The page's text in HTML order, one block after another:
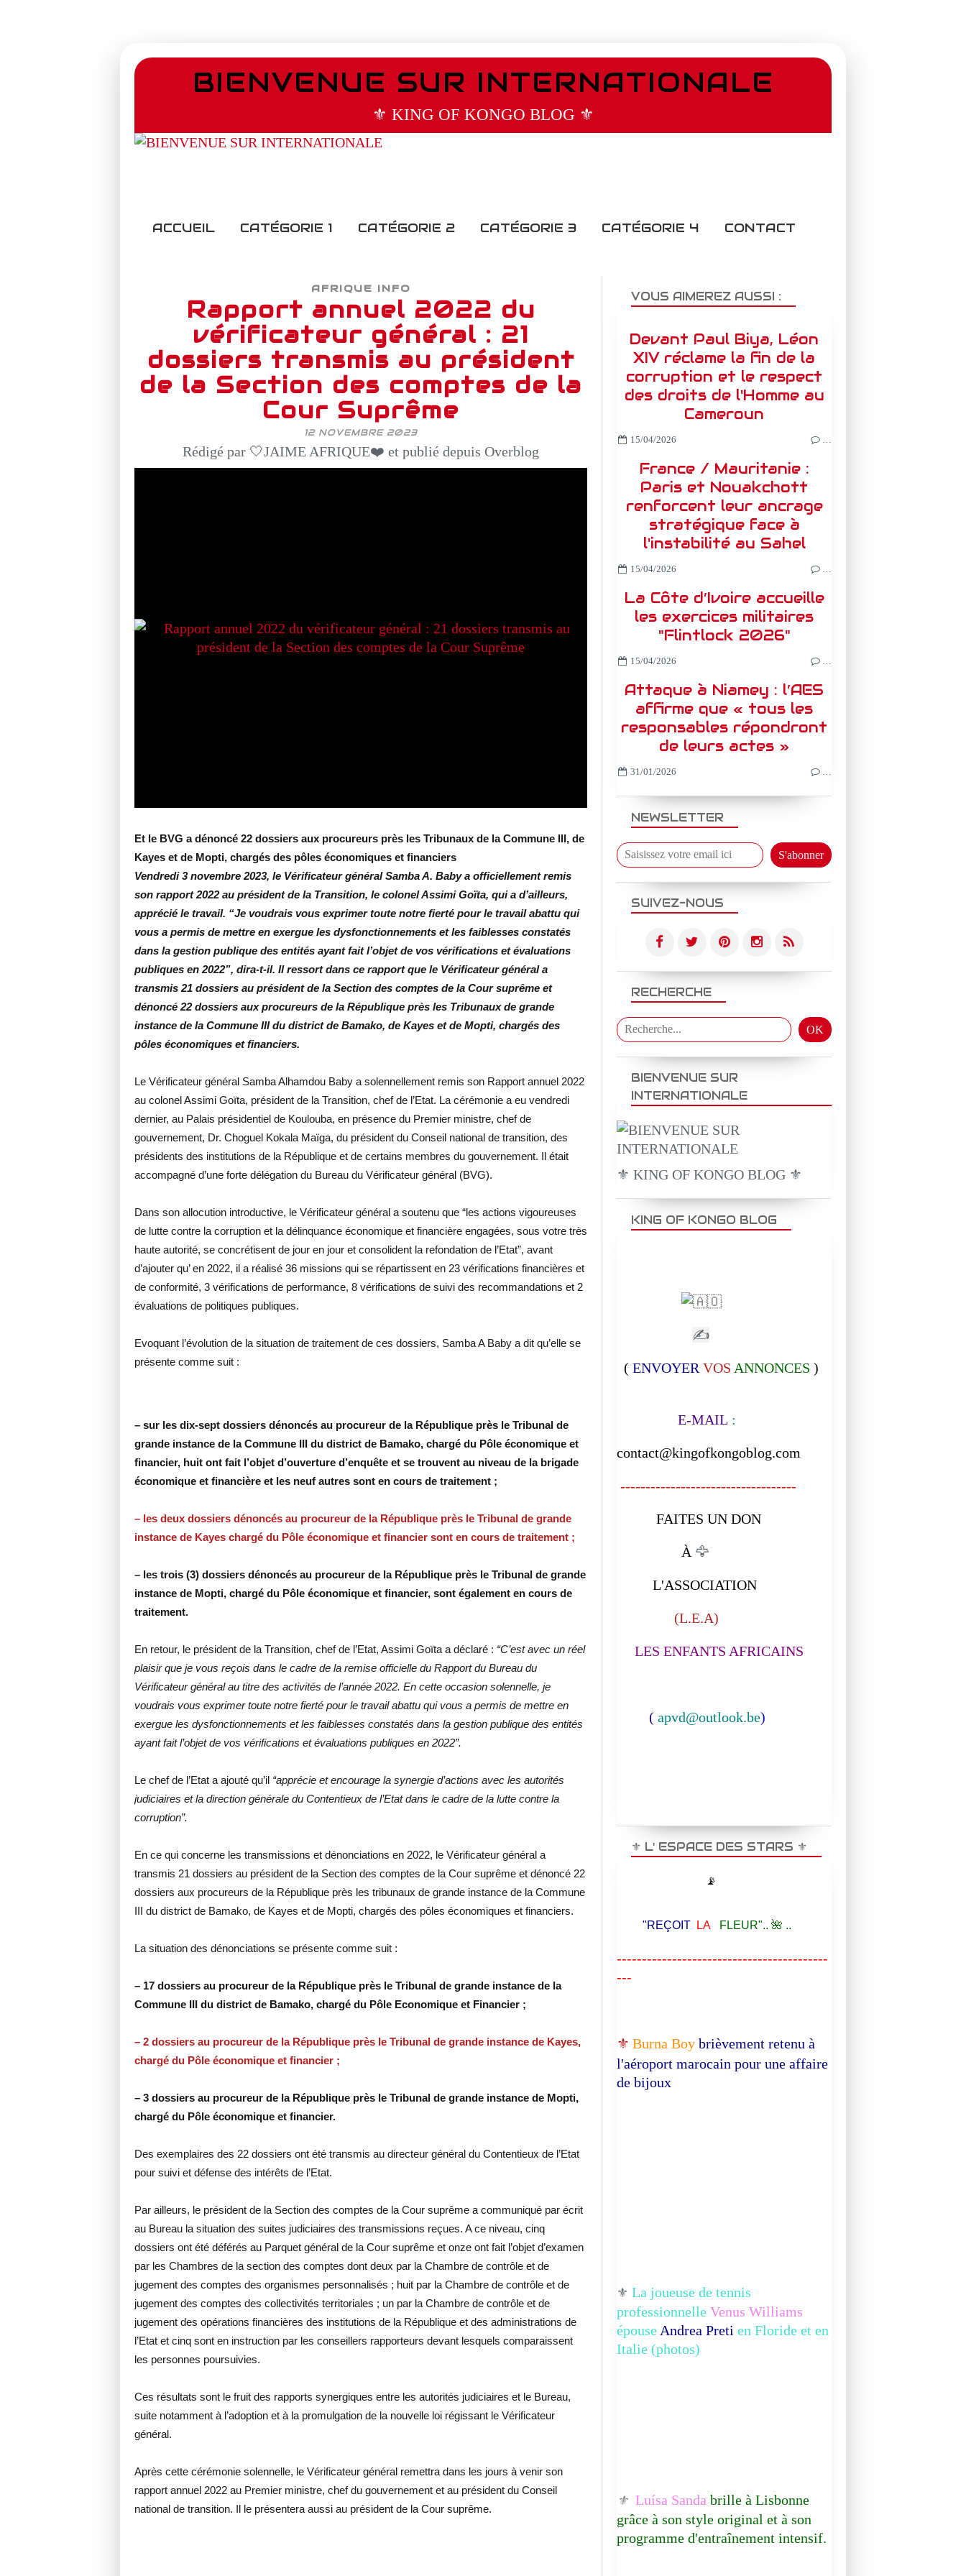
BIENVENUE SUR INTERNATIONALE
⚜️ KING OF KONGO BLOG ⚜️
ACCUEIL CATÉGORIE 1 CATÉGORIE 2 CATÉGORIE 3 CATÉGORIE 4 CONTACT
AFRIQUE INFO
Rapport annuel 2022 du
vérificateur général : 21
dossiers transmis au président
de la Section des comptes de la
Cour Suprême
12 NOVEMBRE 2023
Rédigé par 🤍JAIME AFRIQUE❤️ et publié depuis Overblog
Et le BVG a dénoncé 22 dossiers aux procureurs près les Tribunaux de la Commune III, de
Kayes et de Mopti, chargés des pôles économiques et financiers
Vendredi 3 novembre 2023, le Vérificateur général Samba A. Baby a officiellement remis
son rapport 2022 au président de la Transition, le colonel Assimi Goïta, qui a d’ailleurs,
apprécié le travail. “Je voudrais vous exprimer toute notre fierté pour le travail abattu qui
vous a permis de mettre en exergue les dysfonctionnements et les faiblesses constatés
dans la gestion publique des entités ayant fait l’objet de vos vérifications et évaluations
publiques en 2022”, dira-t-il. Il ressort dans ce rapport que le Vérificateur général a
transmis 21 dossiers au président de la Section des comptes de la Cour suprême et
dénoncé 22 dossiers aux procureurs de la République près les Tribunaux de grande
instance de la Commune III du district de Bamako, de Kayes et de Mopti, chargés des
pôles économiques et financiers.
Le Vérificateur général Samba Alhamdou Baby a solennellement remis son Rapport annuel 2022
au colonel Assimi Goïta, président de la Transition, chef de l’Etat. La cérémonie a eu vendredi
dernier, au Palais présidentiel de Koulouba, en présence du Premier ministre, chef de
gouvernement, Dr. Choguel Kokala Maïga, du président du Conseil national de transition, des
présidents des institutions de la République et de certains membres du gouvernement. Il était
accompagné d’une forte délégation du Bureau du Vérificateur général (BVG).
Dans son allocution introductive, le Vérificateur général a soutenu que “les actions vigoureuses
de lutte contre la corruption et la délinquance économique et financière engagées, sous votre très
haute autorité, se concrétisent de jour en jour et consolident la refondation de l’Etat”, avant
d’ajouter qu’ en 2022, il a réalisé 36 missions qui se répartissent en 23 vérifications financières et
de conformité, 3 vérifications de performance, 8 vérifications de suivi des recommandations et 2
évaluations de politiques publiques.
Evoquant l’évolution de la situation de traitement de ces dossiers, Samba A Baby a dit qu’elle se
présente comme suit :
– sur les dix-sept dossiers dénoncés au procureur de la République près le Tribunal de
grande instance de la Commune III du district de Bamako, chargé du Pôle économique et
financier, huit ont fait l’objet d’ouverture d’enquête et se trouvent au niveau de la brigade
économique et financière et les neuf autres sont en cours de traitement ;
– les deux dossiers dénoncés au procureur de la République près le Tribunal de grande
instance de Kayes chargé du Pôle économique et financier sont en cours de traitement ;
– les trois (3) dossiers dénoncés au procureur de la République près le Tribunal de grande
instance de Mopti, chargé du Pôle économique et financier, sont également en cours de
traitement.
En retour, le président de la Transition, chef de l’Etat, Assimi Goïta a déclaré : “C’est avec un réel
plaisir que je vous reçois dans le cadre de la remise officielle du Rapport du Bureau du
Vérificateur général au titre des activités de l’année 2022. En cette occasion solennelle, je
voudrais vous exprimer toute notre fierté pour le travail abattu qui vous a permis de mettre en
exergue les dysfonctionnements et les faiblesses constatés dans la gestion publique des entités
ayant fait l’objet de vos vérifications et évaluations publiques en 2022”.
Le chef de l’Etat a ajouté qu’il “apprécie et encourage la synergie d’actions avec les autorités
judiciaires et la direction générale du Contentieux de l’Etat dans le cadre de la lutte contre la
corruption”.
En ce qui concerne les transmissions et dénonciations en 2022, le Vérificateur général a
transmis 21 dossiers au président de la Section des comptes de la Cour suprême et dénoncé 22
dossiers aux procureurs de la République près les tribunaux de grande instance de la Commune
III du district de Bamako, de Kayes et de Mopti, chargés des pôles économiques et financiers.
La situation des dénonciations se présente comme suit :
– 17 dossiers au procureur de la République près le Tribunal de grande instance de la
Commune III du district de Bamako, chargé du Pôle Economique et Financier ;
– 2 dossiers au procureur de la République près le Tribunal de grande instance de Kayes,
chargé du Pôle économique et financier ;
– 3 dossiers au procureur de la République près le Tribunal de grande instance de Mopti,
chargé du Pôle économique et financier.
Des exemplaires des 22 dossiers ont été transmis au directeur général du Contentieux de l’Etat
pour suivi et défense des intérêts de l’Etat.
Par ailleurs, le président de la Section des comptes de la Cour suprême a communiqué par écrit
au Bureau la situation des suites judiciaires des transmissions reçues. A ce niveau, cinq
dossiers ont été déférés au Parquet général de la Cour suprême et onze ont fait l’objet d’examen
par les Chambres de la section des comptes dont deux par la Chambre de contrôle et de
jugement des comptes des organismes personnalisés ; huit par la Chambre de contrôle et de
jugement des comptes des collectivités territoriales ; un par la Chambre de contrôle et de
jugement des opérations financières des institutions de la République et des administrations de
l’Etat et cinq sont en instruction par les conseillers rapporteurs devant lesquels comparaissent
les personnes poursuivies.
Ces résultats sont le fruit des rapports synergiques entre les autorités judiciaires et le Bureau,
suite notamment à l’adoption et à la promulgation de la nouvelle loi régissant le Vérificateur
général.
Après cette cérémonie solennelle, le Vérificateur général remettra dans les jours à venir son
rapport annuel 2022 au Premier ministre, chef du gouvernement et au président du Conseil
national de transition. Il le présentera aussi au président de la Cour suprême.
NEWSLETTER
SUIVEZ-NOUS
RECHERCHE
BIENVENUE SUR
INTERNATIONALE
⚜️ KING OF KONGO BLOG ⚜️
VOUS AIMEREZ AUSSI :
Devant Paul Biya, Léon
XIV réclame la fin de la
corruption et le respect
des droits de l'Homme au
Cameroun
15/04/2026 …
France / Mauritanie :
Paris et Nouakchott
renforcent leur ancrage
stratégique face à
l'instabilité au Sahel
15/04/2026 …
La Côte d’Ivoire accueille
les exercices militaires
"Flintlock 2026"
15/04/2026 …
Attaque à Niamey : l’AES
affirme que « tous les
responsables répondront
de leurs actes »
31/01/2026 …
KING OF KONGO BLOG
✍
( ENVOYER VOS ANNONCES )
E-MAIL :
contact@kingofkongoblog.com
-----------------------------------
FAITES UN DON
À 🦅
L'ASSOCIATION
(L.E.A)
LES ENFANTS AFRICAINS
( apvd@outlook.be)
⚜️ L' ESPACE DES STARS ⚜️
📡
"REÇOIT LA FLEUR".. 🌺 ..
------------------------------------------
---
⚜️ Burna Boy brièvement retenu à
l'aéroport marocain pour une affaire
de bijoux
⚜️ La joueuse de tennis
professionnelle Venus Williams
épouse Andrea Preti en Floride et en
Italie (photos)
⚜️ Luísa Sanda brille à Lisbonne
grâce à son style original et à son
programme d'entraînement intensif.